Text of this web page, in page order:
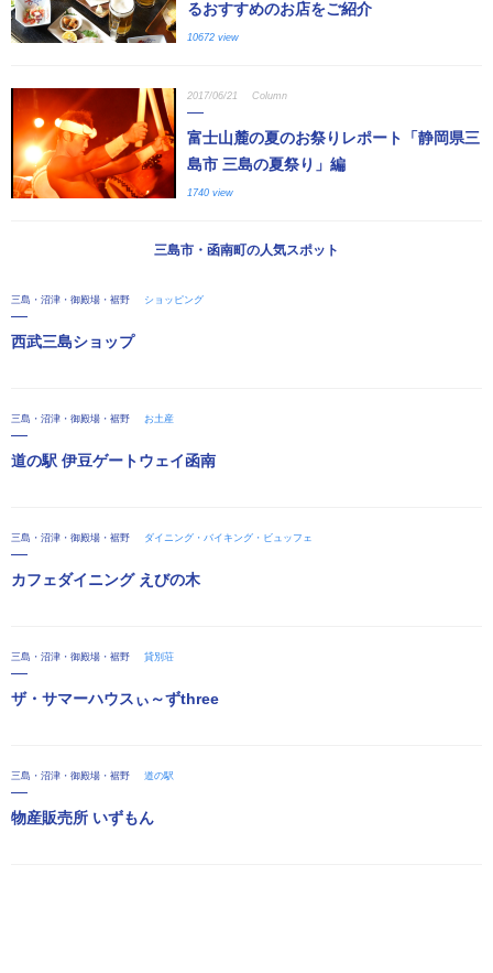
るおすすめのお店をご紹介
10672 view
2017/06/21 Column
富士山麓の夏のお祭りレポート「静岡県三
島市 三島の夏祭り」編
1740 view
三島市・函南町の人気スポット
三島・沼津・御殿場・裾野 ショッピング
西武三島ショップ
三島・沼津・御殿場・裾野 お土産
道の駅 伊豆ゲートウェイ函南
三島・沼津・御殿場・裾野 ダイニング・バイキング・ビュッフェ
カフェダイニング えびの木
三島・沼津・御殿場・裾野 貸別荘
ザ・サマーハウスぃ～ずthree
三島・沼津・御殿場・裾野 道の駅
物産販売所 いずもん